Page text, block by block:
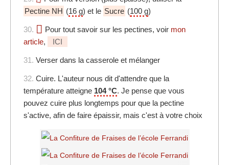
Pectine NH (16 g) et le Sucre (100 g)
30. Pour tout savoir sur les pectines, voir mon
article, ICI
31. Verser dans la casserole et mélanger
32. Cuire. L'auteur nous dit d'attendre que la
température atteigne 104 °C. Je pense que vous
pouvez cuire plus longtemps pour que la pectine
s'active, afin de faire épaissir, mais c'est à votre choix